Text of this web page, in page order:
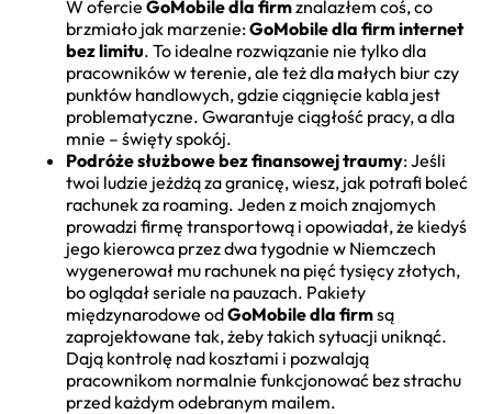
W ofercie GoMobile dla firmznalazłem coś, co
brzmiało jak marzenie:GoMobile dla firm internet
bez limitu. To idealne rozwiązanie nie tylko dla
pracowników w terenie, ale też dla małych biur czy
punktów handlowych, gdzie ciągnięcie kabla jest
problematyczne. Gwarantuje ciągłość pracy, a dla
mnie – święty spokój.
Podróże służbowe bez finansowej traumy: Jeśli
twoi ludzie jeżdżą za granicę, wiesz, jak potrafi boleć
rachunek za roaming. Jeden z moich znajomych
prowadzi firmę transportową i opowiadał, że kiedyś
jego kierowca przez dwa tygodnie w Niemczech
wygenerował mu rachunek na pięć tysięcy złotych,
bo oglądał seriale na pauzach. Pakiety
międzynarodowe odGoMobile dla firmsą
zaprojektowane tak, żeby takich sytuacji uniknąć.
Dają kontrolę nad kosztami i pozwalają
pracownikom normalnie funkcjonować bez strachu
przed każdym odebranym mailem.